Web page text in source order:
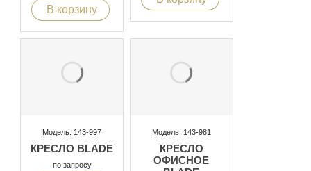
В корзину
Модель: 143-997
КРЕСЛО BLADE
по запросу
Модель: 143-981
КРЕСЛО
ОФИСНОЕ